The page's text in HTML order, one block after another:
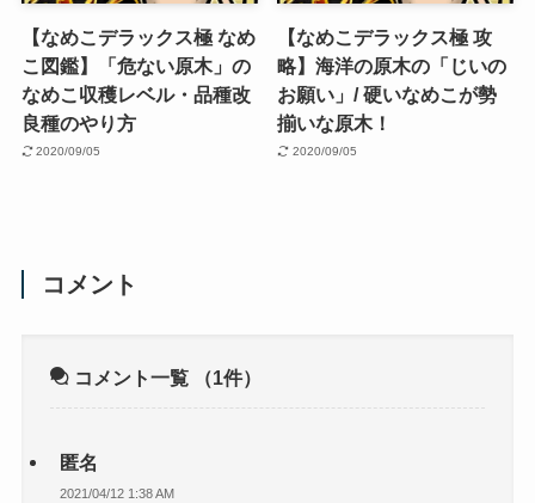
【なめこデラックス極 なめ
こ図鑑】「危ない原木」の
なめこ収穫レベル・品種改
良種のやり方
2020/09/05
【なめこデラックス極 攻
略】海洋の原木の「じいの
お願い」/ 硬いなめこが勢
揃いな原木！
2020/09/05
コメント
コメント一覧 （1件）
匿名
2021/04/12 1:38 AM